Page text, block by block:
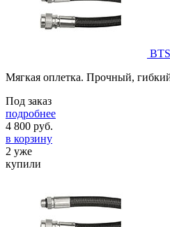
Мягкая оплетка. Прочный,
Под заказ
подробнее
4 800 руб.
в корзину
2 уже
купили